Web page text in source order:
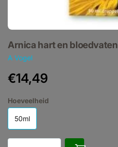
Arnica hart en bloedvaten
A Vogel
€14,49
Hoeveelheid
50ml